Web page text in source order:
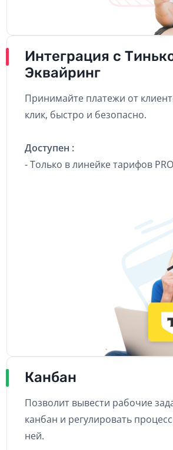
Интеграция с
Эквайринг
Принимайте платежи от
клик, быстро и безопасно.
Доступен :
- Только в линейке тарифов PRO
Канбан
Позволит вывести рабочие
канбан и регулировать
ней.